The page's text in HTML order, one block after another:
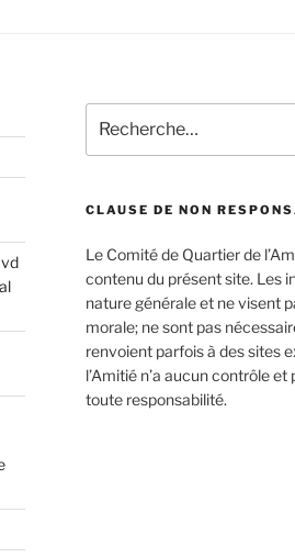
pour
:
CLAUSE DE NON
Le Comité de Quartier de
contenu du présent site. Les
nature générale et ne visent
morale; ne sont pas
renvoient parfois à des sites
l’Amitié n’a aucun contrôle
toute responsabilité.